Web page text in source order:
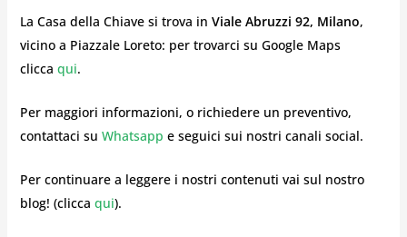
La Casa della Chiave si trova in Viale Abruzzi 92, Milano,
vicino a Piazzale Loreto: per trovarci su Google Maps
clicca qui.
Per maggiori informazioni, o richiedere un preventivo,
contattaci su Whatsapp e seguici sui nostri canali social.
Per continuare a leggere i nostri contenuti vai sul nostro
blog! (clicca qui).